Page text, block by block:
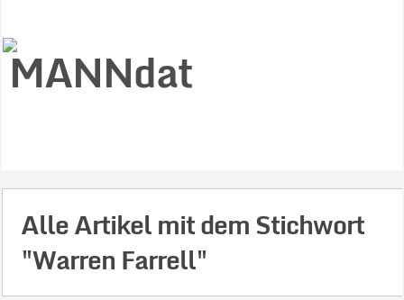
Alle Artikel mit dem Stichwort
"Warren Farrell"